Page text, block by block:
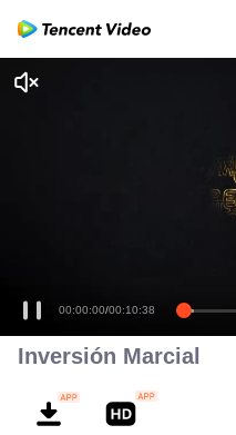
00:00:00/00:10:38
Inversión Marcial